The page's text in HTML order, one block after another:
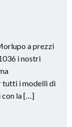
a prezzi
i nostri
tutti i modelli di
con la […]